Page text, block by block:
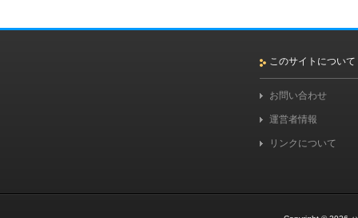
このサイトについて
お問い合わせ
運営者情報
リンクについて